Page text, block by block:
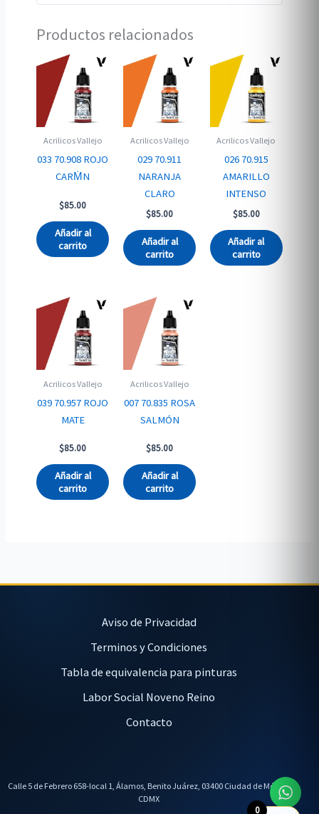
Productos relacionados
Acrilicos Vallejo
033 70.908 ROJO
CARM̍N
$85.00
Añadir al
carrito
Acrilicos Vallejo
029 70.911
NARANJA
CLARO
$85.00
Añadir al
carrito
Acrilicos Vallejo
026 70.915
AMARILLO
INTENSO
$85.00
Añadir al
carrito
Acrilicos Vallejo
039 70.957 ROJO
MATE
$85.00
Añadir al
carrito
Acrilicos Vallejo
007 70.835 ROSA
SALMÓN
$85.00
Añadir al
carrito
Aviso de Privacidad
Terminos y Condiciones
Tabla de equivalencia para pinturas
Labor Social Noveno Reino
Contacto
Calle 5 de Febrero 658-local 1, Álamos, Benito Juárez, 03400 Ciudad de México,
CDMX
0